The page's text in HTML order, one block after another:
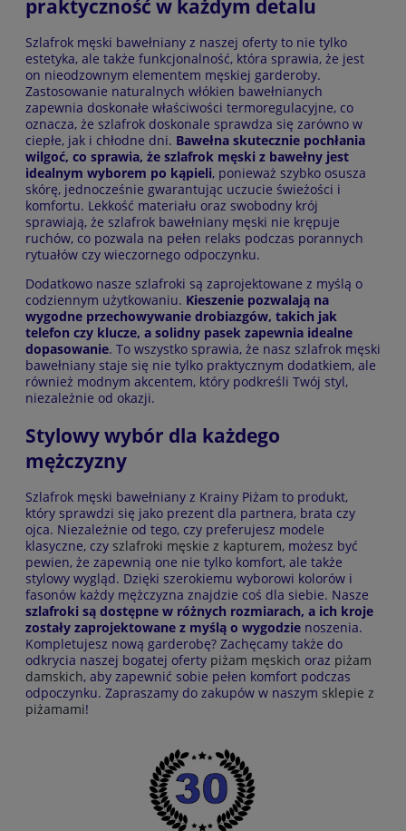
praktyczność w każdym detalu
Szlafrok męski bawełniany z naszej oferty to nie tylko
estetyka, ale także funkcjonalność, która sprawia, że jest
on nieodzownym elementem męskiej garderoby.
Zastosowanie naturalnych włókien bawełnianych
zapewnia doskonałe właściwości termoregulacyjne, co
oznacza, że szlafrok doskonale sprawdza się zarówno w
ciepłe, jak i chłodne dni. Bawełna skutecznie pochłania
wilgoć, co sprawia, że szlafrok męski z bawełny jest
idealnym wyborem po kąpieli, ponieważ szybko osusza
skórę, jednocześnie gwarantując uczucie świeżości i
komfortu. Lekkość materiału oraz swobodny krój
sprawiają, że szlafrok bawełniany męski nie krępuje
ruchów, co pozwala na pełen relaks podczas porannych
rytuałów czy wieczornego odpoczynku.
Dodatkowo nasze szlafroki są zaprojektowane z myślą o
codziennym użytkowaniu. Kieszenie pozwalają na
wygodne przechowywanie drobiazgów, takich jak
telefon czy klucze, a solidny pasek zapewnia idealne
dopasowanie. To wszystko sprawia, że nasz szlafrok męski
bawełniany staje się nie tylko praktycznym dodatkiem, ale
również modnym akcentem, który podkreśli Twój styl,
niezależnie od okazji.
Stylowy wybór dla każdego
mężczyzny
Szlafrok męski bawełniany z Krainy Piżam to produkt,
który sprawdzi się jako prezent dla partnera, brata czy
ojca. Niezależnie od tego, czy preferujesz modele
klasyczne, czy szlafroki męskie z kapturem, możesz być
pewien, że zapewnią one nie tylko komfort, ale także
stylowy wygląd. Dzięki szerokiemu wyborowi kolorów i
fasonów każdy mężczyzna znajdzie coś dla siebie. Nasze
szlafroki są dostępne w różnych rozmiarach, a ich kroje
zostały zaprojektowane z myślą o wygodzie noszenia.
Kompletujesz nową garderobę? Zachęcamy także do
odkrycia naszej bogatej oferty piżam męskich oraz piżam
damskich, aby zapewnić sobie pełen komfort podczas
odpoczynku. Zapraszamy do zakupów w naszym sklepie z
piżamami!